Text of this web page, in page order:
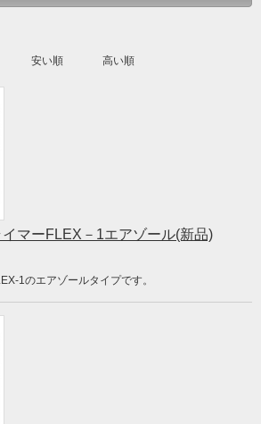
安い順 高い順
マーFLEX－1エアゾール(新品)
1のエアゾールタイプです。